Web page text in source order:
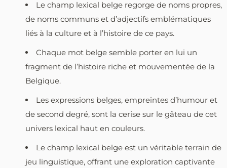
Le champ lexical belge regorge de noms propres,
de noms communs et d’adjectifs emblématiques
liés à la culture et à l’histoire de ce pays.
Chaque mot belge semble porter en lui un
fragment de l’histoire riche et mouvementée de la
Belgique.
Les expressions belges, empreintes d’humour et
de second degré, sont la cerise sur le gâteau de cet
univers lexical haut en couleurs.
Le champ lexical belge est un véritable terrain de
jeu linguistique, offrant une exploration captivante